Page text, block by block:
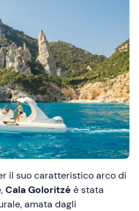
il suo caratteristico arco di
Cala Goloritzé è stata
amata dagli